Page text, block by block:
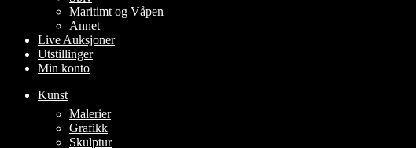
Maritimt og Våpen
Annet
Live Auksjoner
Utstillinger
Min konto
Kunst
UT
UNDERMENY
Malerier
Grafikk
Skulptur